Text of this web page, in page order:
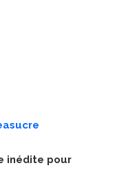
inédite pour